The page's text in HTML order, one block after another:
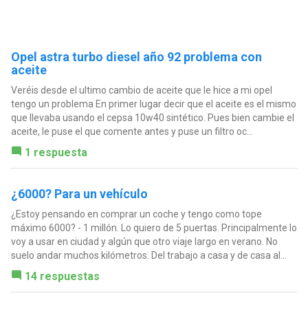
Opel astra turbo diesel año 92 problema con
aceite
Veréis desde el ultimo cambio de aceite que le hice a mi opel
tengo un problema En primer lugar decir que el aceite es el mismo
que llevaba usando el cepsa 10w40 sintético. Pues bien cambie el
aceite, le puse el que comente antes y puse un filtro oc...
1 respuesta
¿6000? Para un vehículo
¿Estoy pensando en comprar un coche y tengo como tope
máximo 6000? - 1 millón. Lo quiero de 5 puertas. Principalmente lo
voy a usar en ciudad y algún que otro viaje largo en verano. No
suelo andar muchos kilómetros. Del trabajo a casa y de casa al...
14 respuestas